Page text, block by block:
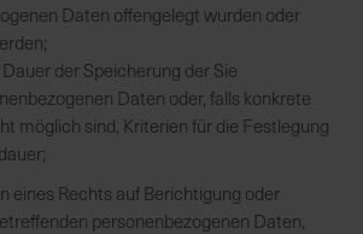
Daten offengelegt wurden oder
der Speicherung der Sie
Daten oder, falls konkrete
möglich sind, Kriterien für die Festlegung
Rechts auf Berichtigung oder
personenbezogenen Daten,